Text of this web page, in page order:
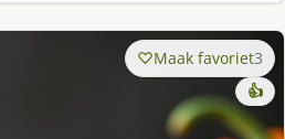
Maak favoriet3
👍